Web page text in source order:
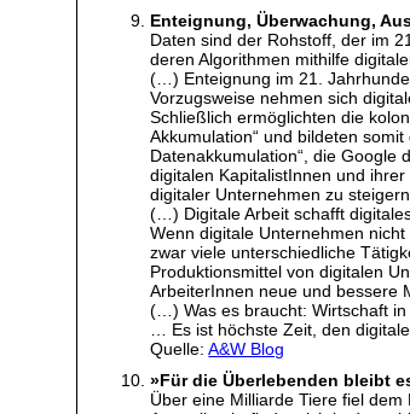
Enteignung, Überwachung,
Daten sind der Rohstoff, der im
deren Algorithmen mithilfe
(…) Enteignung im 21.
Vorzugsweise nehmen sich
Schließlich ermöglichten die
Akkumulation“ und bildeten
Datenakkumulation“, die Google
digitalen KapitalistInnen und
digitaler Unternehmen zu steigern.
(…) Digitale Arbeit schafft
Wenn digitale Unternehmen
zwar viele unterschiedliche
Produktionsmittel von digitalen
ArbeiterInnen neue und bessere
(…) Was es braucht: Wirtschaft
… Es ist höchste Zeit, den
Quelle:A&W Blog
»Für die Überlebenden bleibt
Über eine Milliarde Tiere fiel